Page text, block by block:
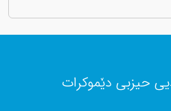
حیزبی دێموکرات